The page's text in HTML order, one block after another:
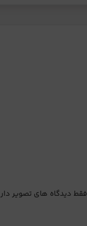
فقط دیدگاه های تصویر دار